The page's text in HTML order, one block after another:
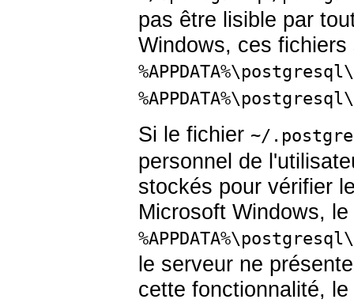
pas être lisible par
Windows, ces fichiers
Si le fichier ~/
personnel de
stockés pour vérifier
Microsoft Windows,
le serveur ne
cette fonctionnalité,